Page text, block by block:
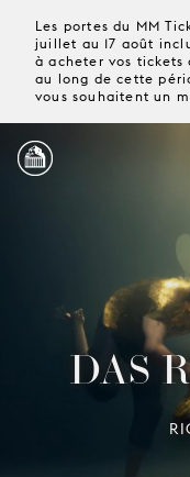
Les portes du MM
juillet au 17 août
à acheter vos
au long de cette
vous souhaitent un
DAS